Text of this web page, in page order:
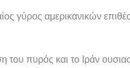
γύρος αμερικανικών
του πυρός και το Ιράν